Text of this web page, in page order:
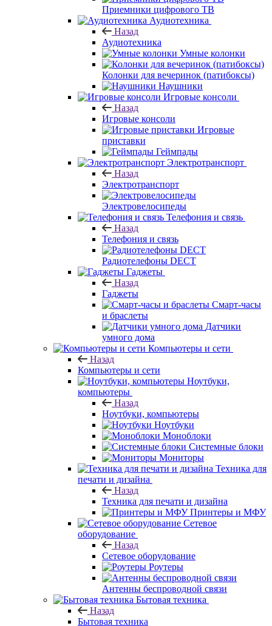
Приемники цифрового ТВ
Аудиотехника
Назад
Аудиотехника
Умные колонки
Колонки для вечеринок (патибоксы)
Наушники
Игровые консоли
Назад
Игровые консоли
Игровые
приставки
Геймпады
Электротранспорт
Назад
Электротранспорт
Электровелосипеды
Телефония и связь
Назад
Телефония и связь
Радиотелефоны DECT
Гаджеты
Назад
Гаджеты
Смарт-часы
и браслеты
Датчики
умного дома
Компьютеры и сети
Назад
Компьютеры и сети
Ноутбуки,
компьютеры
Назад
Ноутбуки, компьютеры
Ноутбуки
Моноблоки
Системные блоки
Мониторы
Техника для
печати и дизайна
Назад
Техника для печати и дизайна
Принтеры и МФУ
Сетевое
оборудование
Назад
Сетевое оборудование
Роутеры
Антенны беспроводной связи
Бытовая техника
Назад
Бытовая техника